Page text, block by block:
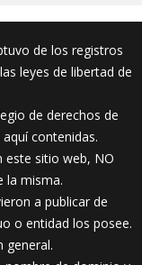
de los registros
leyes de libertad de
de derechos de
contenidas.
este sitio web, NO
la misma.
a publicar de
o entidad los posee.
general.